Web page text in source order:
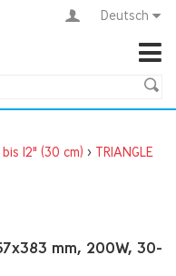
Deutsch
12" (30 cm) > TRIANGLE
mm, 200W, 30-